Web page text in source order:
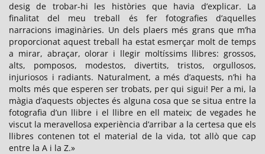
desig de trobar-hi les històries que havia d’explicar. La
finalitat del meu treball és fer fotografies d’aquelles
narracions imaginàries. Un dels plaers més grans que m’ha
proporcionat aquest treball ha estat esmerçar molt de temps
a mirar, abraçar, olorar i llegir moltíssims llibres: grossos,
alts, pomposos, modestos, divertits, tristos, orgullosos,
injuriosos i radiants. Naturalment, a més d’aquests, n’hi ha
molts més que esperen ser trobats, per qui sigui! Per a mi, la
màgia d’aquests objectes és alguna cosa que se situa entre la
fotografia d’un llibre i el llibre en ell mateix; de vegades he
viscut la meravellosa experiència d’arribar a la certesa que els
llibres contenen tot el material de la vida, tot allò que cap
entre la A i la Z.»